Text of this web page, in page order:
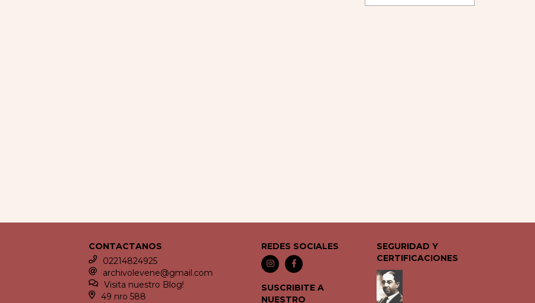
CONTACTANOS
02214824925
archivolevene@gmail.com
Visita nuestro Blog!
49 nro 588
REDES SOCIALES
SUSCRIBITE A
NUESTRO
SEGURIDAD Y
CERTIFICACIONES